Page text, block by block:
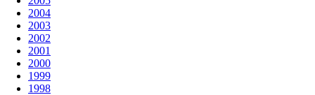
2004
2003
2002
2001
2000
1999
1998